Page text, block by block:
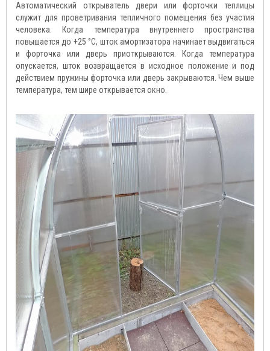
Автоматический открыватель двери или форточки теплицы
служит для проветривания тепличного помещения без участия
человека. Когда температура внутреннего пространства
повышается до +25 °C, шток амортизатора начинает выдвигаться
и форточка или дверь приоткрываются. Когда температура
опускается, шток возвращается в исходное положение и под
действием пружины форточка или дверь закрываются. Чем выше
температура, тем шире открывается окно.